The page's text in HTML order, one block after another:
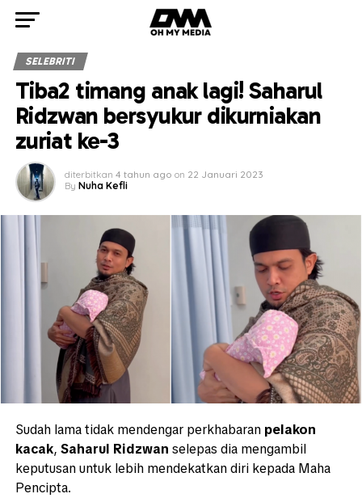
SELEBRITI
Tiba2 timang anak lagi! Saharul
Ridzwan bersyukur dikurniakan
zuriat ke-3
diterbitkan 4 tahun ago on 22 Januari 2023
By Nuha Kefli
Sudah lama tidak mendengar perkhabaran pelakon
kacak, Saharul Ridzwan selepas dia mengambil
keputusan untuk lebih mendekatkan diri kepada Maha
Pencipta.